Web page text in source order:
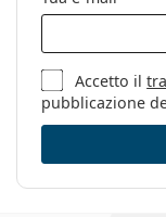
Altro
Sesso:
Categorie:
Marca:
Codice:
Accetto il
pubblicazione